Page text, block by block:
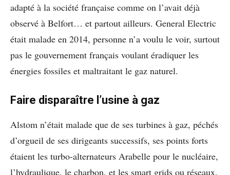
adapté à la société française comme on l’avait déjà
observé à Belfort… et partout ailleurs. General Electric
était malade en 2014, personne n’a voulu le voir, surtout
pas le gouvernement français voulant éradiquer les
énergies fossiles et maltraitant le gaz naturel.
Faire disparaître l’usine à gaz
Alstom n’était malade que de ses turbines à gaz, péchés
d’orgueil de ses dirigeants successifs, ses points forts
étaient les turbo-alternateurs Arabelle pour le nucléaire,
l’hydraulique, le charbon, et les smart grids ou réseaux,